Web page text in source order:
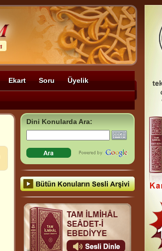
Ekart Soru Üyelik
Dini Konularda Ara: